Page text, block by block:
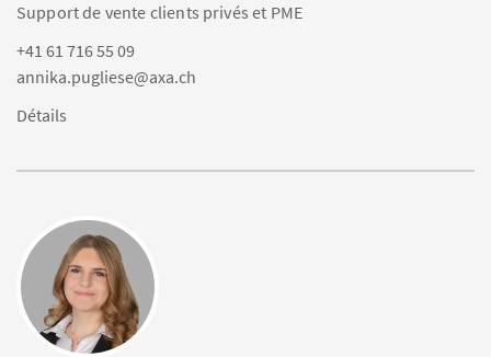
Support de vente clients privés et PME
+41 61 716 55 09
annika.pugliese@axa.ch
Détails